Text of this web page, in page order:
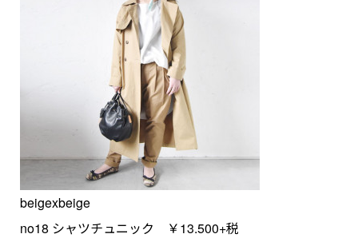
beigexbeige
no18 シャツチュニック ￥13.500+税